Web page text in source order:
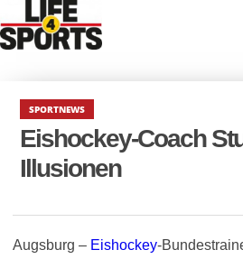
SPORTNEWS
Eishockey-Coach
Illusionen
Augsburg – Eishockey-